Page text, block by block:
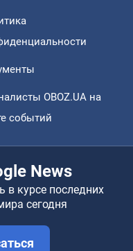
OBOZ.UA на
событий
News
в курсе последних
сегодня